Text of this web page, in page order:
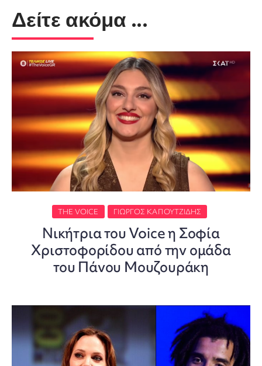
Δείτε ακόμα ...
THE VOICE ΓΙΏΡΓΟΣ ΚΑΠΟΥΤΖΊΔΗΣ
Νικήτρια του Voice η Σοφία
Χριστοφορίδου από την ομάδα
του Πάνου Μουζουράκη